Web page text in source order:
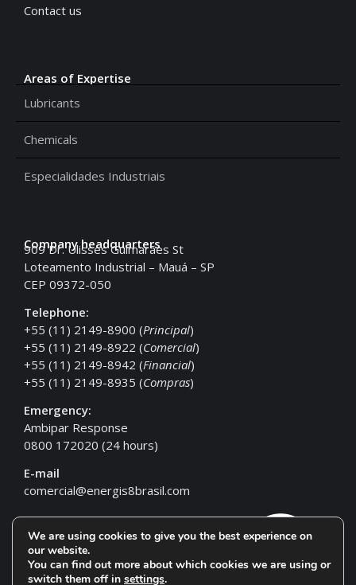
Contact us
Areas of Expertise
Lubricants
Chemicals
Especialidades Industriais
Company headquarters
909 Dr. Ulisses Guimarães St
Loteamento Industrial – Mauá – SP
CEP 09372-050
Telephone:
+55 (11) 2149-8900 (Principal)
+55 (11) 2149-8922 (Comercial)
+55 (11) 2149-8942 (Financial)
+55 (11) 2149-8935 (Compras)
Emergency:
Ambipar Response
0800 172020 (24 hours)
E-mail
comercial@energis8brasil.com
We are using cookies to give you the best experience on
our website.
You can find out more about which cookies we are using or
switch them off in settings.